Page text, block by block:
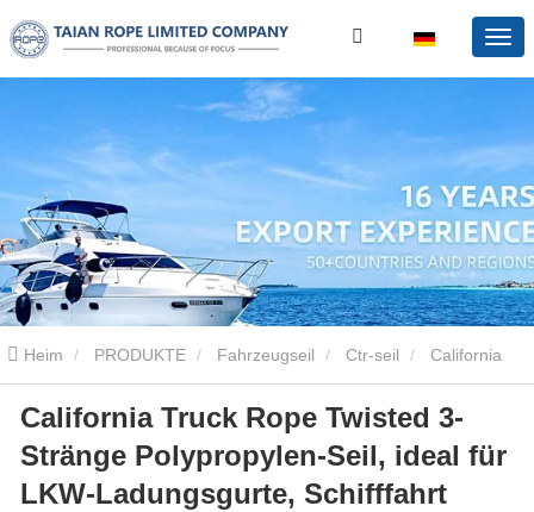
Heim PRODUKTE Fahrzeugseil Ctr-seil
Truck Rope Twisted 3-Stränge Polypropylen-Seil, ideal für LKW-
Ladungsgurte, Schifffahrt
California Truck Rope Twisted 3-
Stränge Polypropylen-Seil, ideal für
LKW-Ladungsgurte, Schifffahrt